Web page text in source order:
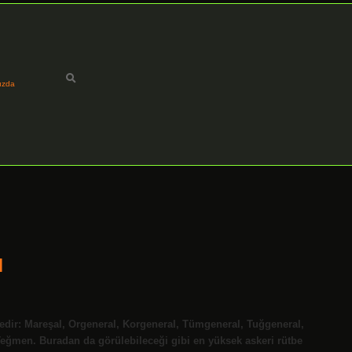
Mareşal, Orgeneral, Korgeneral, Tümgeneral, Tuğgeneral,
Buradan da görülebileceği gibi en yüksek askeri rütbe